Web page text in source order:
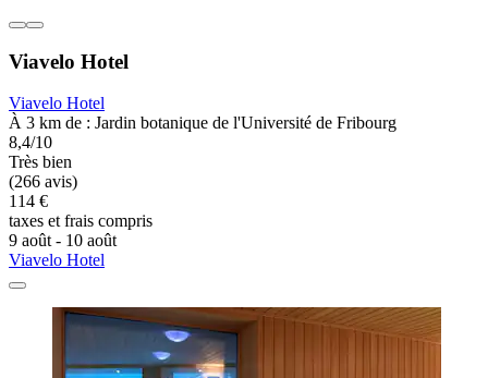
Viavelo Hotel
Viavelo Hotel
À 3 km de : Jardin botanique de l'Université de Fribourg
8,4/10
Très bien
(266 avis)
114 €
taxes et frais compris
9 août - 10 août
Viavelo Hotel